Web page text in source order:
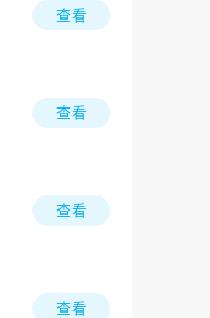
查看
查看
查看
查看